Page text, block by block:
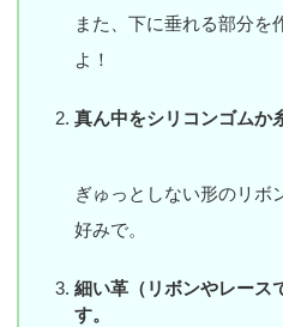
また、下に垂れる部分を
よ！
真ん中をシリコンゴムか
ぎゅっとしない形のリボ
好みで。
細い革（リボンやレース
す。